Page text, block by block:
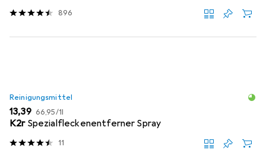
896
Reinigungsmittel
EUR
13,39 EUR
66,95/1l
K2r Spezialfleckenentferner Spray
11